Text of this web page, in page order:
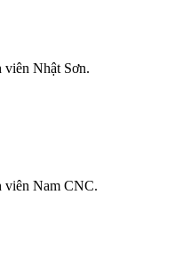
viên Nhật Sơn.
viên Nam CNC.